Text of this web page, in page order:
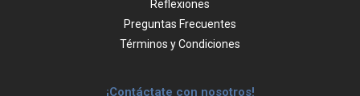
Reflexiones
Preguntas Frecuentes
Términos y Condiciones
¡Contáctate con nosotros!